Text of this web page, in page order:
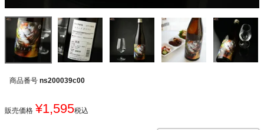
商品番号 ns200039c00
販売価格 ¥1,595税込